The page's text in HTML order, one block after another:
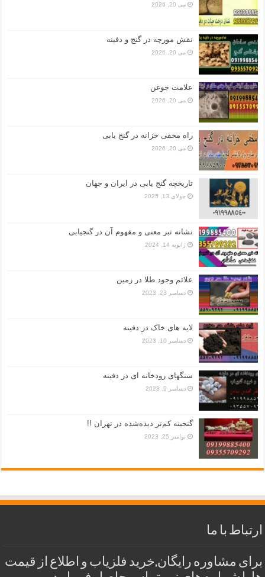
می 20, 2026
نقش مورچه در گنج و دفینه
می 20, 2026
علامت جوغن
می 20, 2026
راه مخفی خزانه در گنج یابی
می 20, 2026
تاریخچه گنج‌ یابی در ایران و جهان
جولای 13, 2025
نشانه تبر معنی و مفهوم آن در گنجیابی
ژانویه 14, 2024
علائم وجود طلا در زمین
دسامبر 23, 2023
لایه های خاک در دفینه
دسامبر 10, 2023
سنگهای رودخانه ای در دفینه
دسامبر 9, 2023
گنجینه کم‌تر دیده‌شده در تهران !!
نوامبر 25, 2023
ارتباط با ما
برای مشاوره رایگان,خرید فلزیاب و اطلاع از قیمت